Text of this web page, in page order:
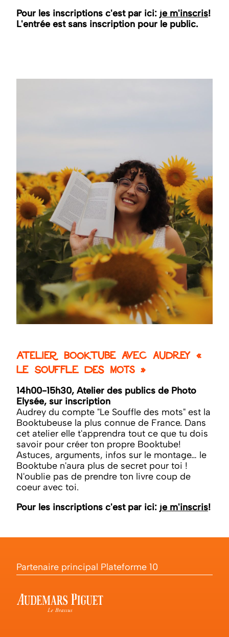
Pour les inscriptions c'est par ici: je m'inscris!
L'entrée est sans inscription pour le public.
Atelier Booktube avec Audrey «
Le Souffle des Mots »
14h00-15h30, Atelier des publics de Photo
Elysée, sur inscription
Audrey du compte "Le Souffle des mots" est la
Booktubeuse la plus connue de France. Dans
cet atelier elle t'apprendra tout ce que tu dois
savoir pour créer ton propre Booktube!
Astuces, arguments, infos sur le montage… le
Booktube n'aura plus de secret pour toi !
N'oublie pas de prendre ton livre coup de
coeur avec toi.
Pour les inscriptions c'est par ici: je m'inscris!
Partenaire principal Plateforme 10